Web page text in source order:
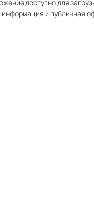
доступно для
информация и публичная